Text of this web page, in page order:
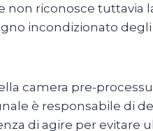
riconosce tuttavia
incondizionato
camera pre-
è responsabile di
di agire per evitare